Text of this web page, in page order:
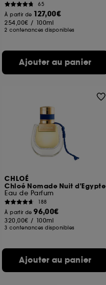
65
À partir de 127,00€
254,00€ / 100ml
2 contenances disponibles
Ajouter au panier
CHLOÉ
Chloé Nomade Nuit d'Egypte
Eau de Parfum
188
À partir de96,00€
320,00€ / 100ml
3 contenances disponibles
Ajouter au panier